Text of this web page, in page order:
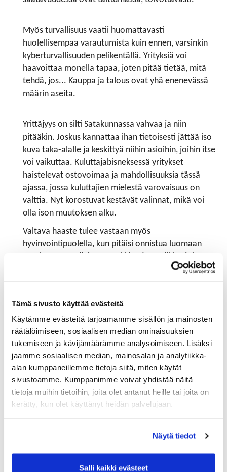
Tämä sivusto käyttää evästeitä
Käytämme evästeitä tarjoamamme sisällön ja mainosten
räätälöimiseen, sosiaalisen median ominaisuuksien
tukemiseen ja kävijämäärämme analysoimiseen. Lisäksi
jaamme sosiaalisen median, mainosalan ja analytiikka-
alan kumppaneillemme tietoja siitä, miten käytät
sivustoamme. Kumppanimme voivat yhdistää näitä
tietoja muihin tietoihin, joita olet antanut heille tai joita on
kerätty, kun olet käyttänyt heidän palvelujaan.
Näytä tiedot
Salli kaikki evästeet
Myös turvallisuus vaatii huomattavasti
huolellisempaa varautumista kuin ennen, varsinkin
kyberturvallisuuden pelikentällä. Yrityksiä voi
haavoittaa monella tapaa, joten pitää tietää, mitä
tehdä, jos... Kauppa ja talous ovat yhä enenevässä
määrin aseita.
Yrittäjyys on silti Satakunnassa vahvaa ja niin
pitääkin. Joskus kannattaa ihan tietoisesti jättää iso
kuva taka-alalle ja keskittyä niihin asioihin, joihin itse
voi vaikuttaa. Kuluttajabisneksessä yritykset
haistelevat ostovoimaa ja mahdollisuuksia tässä
ajassa, jossa kuluttajien mielestä varovaisuus on
valttia. Nyt korostuvat kestävät valinnat, mikä voi
olla ison muutoksen alku.
Valtava haaste tulee vastaan myös
hyvinvointipuolella, kun pitäisi onnistua luomaan
tarjoaa kehittymistä ja hyviä työtehtäviä, mutta
hyvinvointipalvelujen järjestämisen systeeminen
osaaminen - pitää ymmärtää, miten palaset
asettuvat yhteen ja miten dynamiikkaa hallitaan.
Vuosi 2023 saa tulla. Se on tehty elettäväksi ja
Suomessa on paljon asioita, jotka ovat hyvin.
Keskitytään niihin ja autetaan niitä, jotka sitä
tarvitsevat. Satakunnassa on koko ajan isoja
mahdollisuuksia, jotka ovat omissa käsissämme.